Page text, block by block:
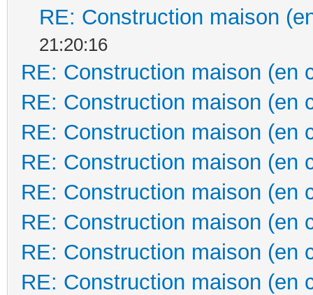
RE: Construction maison
21:20:16
RE: Construction maison (en
RE: Construction maison (en
RE: Construction maison (en
RE: Construction maison (en
RE: Construction maison (en
RE: Construction maison (en
RE: Construction maison (en
RE: Construction maison (en